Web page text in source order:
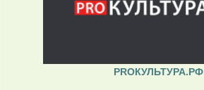
PROКУЛЬТУРА.РФ